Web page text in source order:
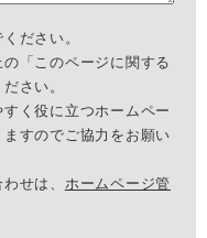
ださい。
「このページに関する
さい。
く役に立つホームペー
すのでご協力をお願い
せは、 ホームページ管